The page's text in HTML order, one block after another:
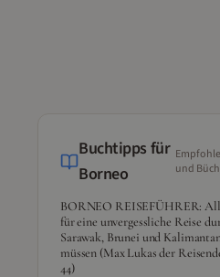
Buchtipps für
Borneo
und
BORNEO REISEFÜHRER:
für eine unvergessliche Reise
Sarawak, Brunei und
müssen (Max Lukas der
44)